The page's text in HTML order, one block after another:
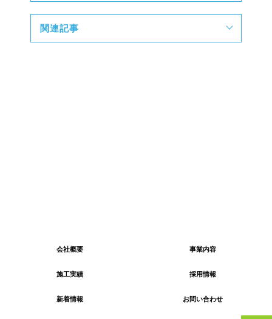
関連記事
会社概要 事業内容
施工実績 採用情報
新着情報 お問い合わせ